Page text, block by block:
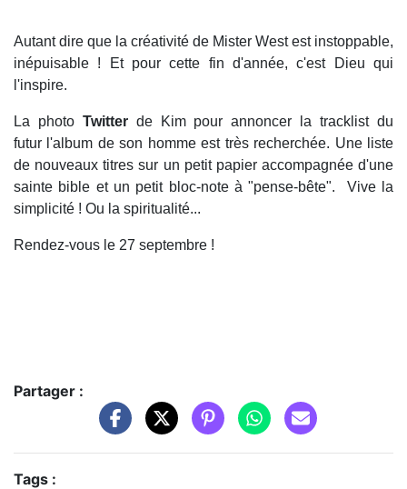
Autant dire que la créativité de Mister West est instoppable,
inépuisable ! Et pour cette fin d'année, c'est Dieu qui
l'inspire.
La photo Twitterde Kim pour annoncer la tracklist du
futur l'album de son homme est très recherchée. Une liste
de nouveaux titres sur un petit papier accompagnée d'une
sainte bible et un petit bloc-note à "pense-bête". Vive la
simplicité ! Ou la spiritualité...
Rendez-vous le 27 septembre !
Partager :
Tags :